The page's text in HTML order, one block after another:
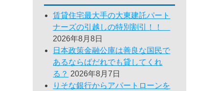
賃貸住宅最大手の大東建託パート
ナーズの引越しの特別割引！！
2026年8月8日
日本政策金融公庫は善良な国民で
あるならばだれでも貸してくれ
る？ 2026年8月7日
りそな銀行からアパートローンを